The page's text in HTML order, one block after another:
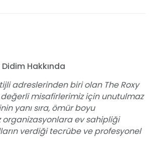
Hakkında
adreslerinden biri olan The Roxy
değerli misafirlerimiz için unutulmaz
yanı sıra, ömür boyu
organizasyonlara ev sahipliği
verdiği tecrübe ve profesyonel